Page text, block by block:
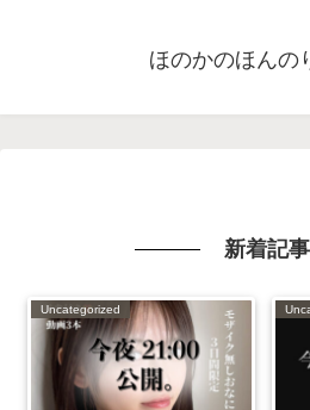
ほのかのほんの
新着記事
Uncategorized